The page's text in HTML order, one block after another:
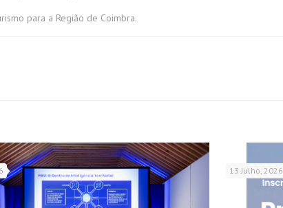
para a Região de Coimbra.
13 Julho, 2026